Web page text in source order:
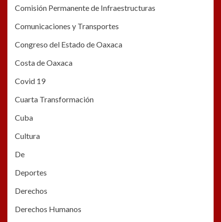
Comisión Permanente de Infraestructuras
Comunicaciones y Transportes
Congreso del Estado de Oaxaca
Costa de Oaxaca
Covid 19
Cuarta Transformación
Cuba
Cultura
De
Deportes
Derechos
Derechos Humanos